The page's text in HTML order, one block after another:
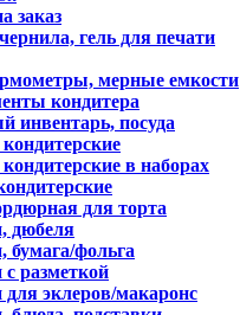
заказ
гель для печати
мерные емкости
кондитера
инвентарь, посуда
в наборах
для торта
дюбеля
бумага/фольга
разметкой
эклеров/макаронс